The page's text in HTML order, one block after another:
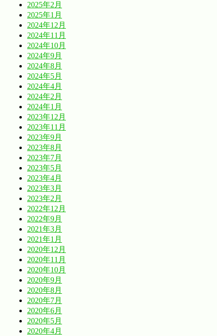
2025年2月
2025年1月
2024年12月
2024年11月
2024年10月
2024年9月
2024年8月
2024年5月
2024年4月
2024年2月
2024年1月
2023年12月
2023年11月
2023年9月
2023年8月
2023年7月
2023年5月
2023年4月
2023年3月
2023年2月
2022年12月
2022年9月
2021年3月
2021年1月
2020年12月
2020年11月
2020年10月
2020年9月
2020年8月
2020年7月
2020年6月
2020年5月
2020年4月